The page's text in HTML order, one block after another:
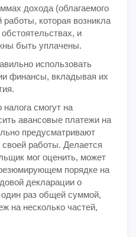
дохода (облагаемого
работы, которая возникла
и
быть уплачены.
использовать
финансы, вкладывая их
смогут на
авансовые платежи на
предусматривают
работы. Делается
мог оценить, может
порядке на
декларации о
раз общей суммой,
на несколько частей,